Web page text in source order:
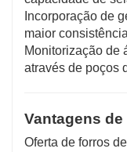
Incorporação de
maior
Monitorização de
através de poços
Vantagens
Oferta de forros